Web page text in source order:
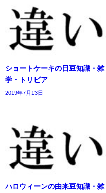
ショートケーキの日豆知識・雑
学・トリビア
2019年7月13日
ハロウィーンの由来豆知識・雑